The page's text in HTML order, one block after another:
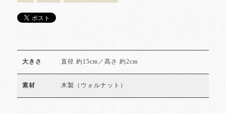
大きさ 直径 約15cm／高さ 約2cm
素材 木製（ウォルナット）